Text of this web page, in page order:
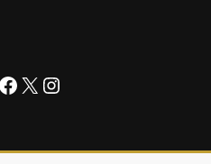
Facebook
X Instagram